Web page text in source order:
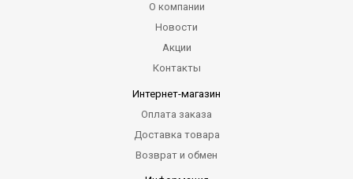
О компании
Новости
Акции
Контакты
Интернет-магазин
Оплата заказа
Доставка товара
Возврат и обмен